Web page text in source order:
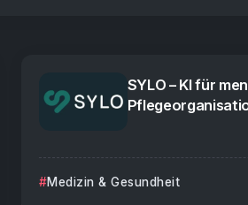
SYLO – KI für
Medizin & Gesundheit